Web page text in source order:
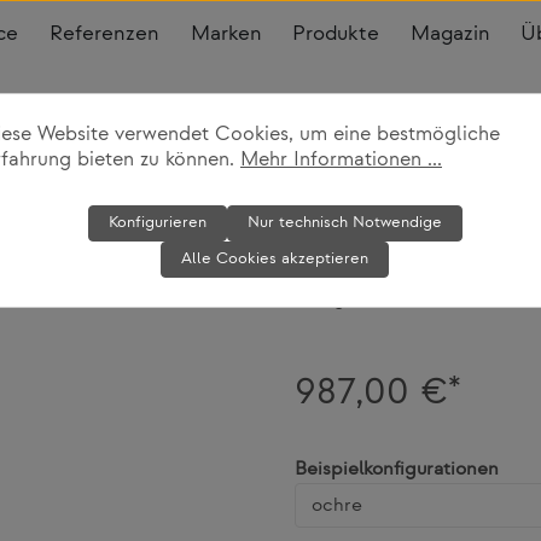
Referenzen Marken Produkte Magazin
Pouf Knot XL
987,00 €*
Beispielkonfigurationen
Website verwendet Cookies, um eine bestmögliche
bieten zu können. Mehr Informationen ...
Nur technisch Notwendige
Konfigurieren
Alle Cookies akzeptieren